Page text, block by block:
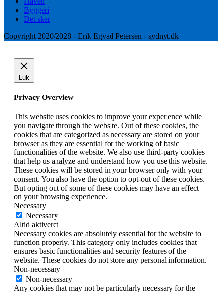
Byggeri
Det sker
Copyright 2020/2028 - Erik Egvad Petersen - sydnyt.dk
Luk
Privacy Overview
This website uses cookies to improve your experience while
you navigate through the website. Out of these cookies, the
cookies that are categorized as necessary are stored on your
browser as they are essential for the working of basic
functionalities of the website. We also use third-party cookies
that help us analyze and understand how you use this website.
These cookies will be stored in your browser only with your
consent. You also have the option to opt-out of these cookies.
But opting out of some of these cookies may have an effect
on your browsing experience.
Necessary
Necessary
Altid aktiveret
Necessary cookies are absolutely essential for the website to
function properly. This category only includes cookies that
ensures basic functionalities and security features of the
website. These cookies do not store any personal information.
Non-necessary
Non-necessary
Any cookies that may not be particularly necessary for the